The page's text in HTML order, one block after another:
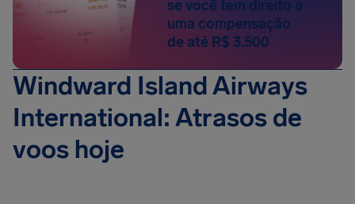
se você tem direito a
uma compensação
de até R$ 3.500
Windward Island Airways
International: Atrasos de
voos hoje